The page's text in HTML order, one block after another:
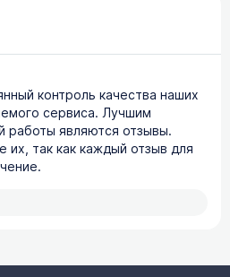
контроль качества наших
сервиса. Лучшим
являются отзывы.
их, так как каждый отзыв для